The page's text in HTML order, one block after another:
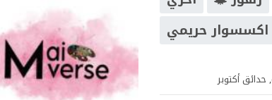
اكسسوار حريمي
, حدائق أكتوبر